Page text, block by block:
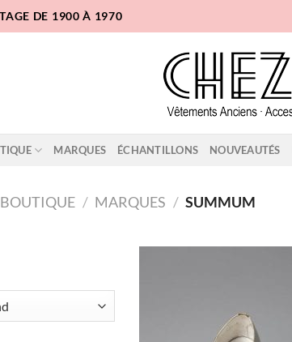
DE 1900 À 1970
MARQUES ÉCHANTILLONS NOUVEAUTÉS
BOUTIQUE / MARQUES / SUMMUM